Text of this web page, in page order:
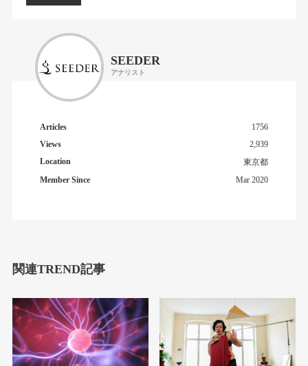
SEEDER
アナリスト
Articles
1756
Views
2,939
Location
東京都
Member Since
Mar 2020
関連TREND記事